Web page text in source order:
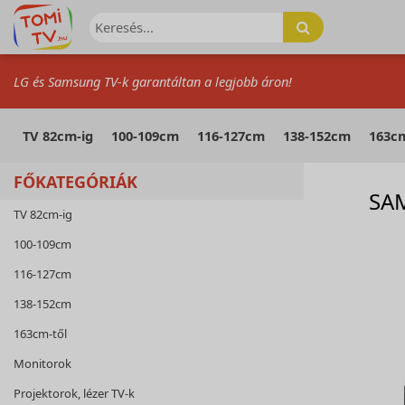
LG és Samsung TV-k garantáltan a legjobb áron!
TV 82cm-ig 100-109cm 116-127cm 138-152cm
FŐKATEGÓRIÁK
TV 82cm-ig
100-109cm
116-127cm
138-152cm
163cm-től
Monitorok
Projektorok, lézer TV-k